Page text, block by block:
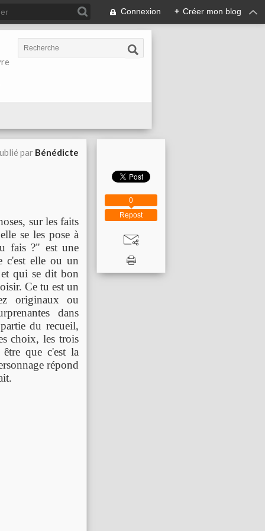
Connexion + Créer mon blog
par Bénédicte
sur les faits
se les pose à
fais ?" est une
c'est elle ou un
et qui se dit bon
Ce tu est un
originaux ou
dans
du recueil,
choix, les trois
que c'est la
répond
Repost
0